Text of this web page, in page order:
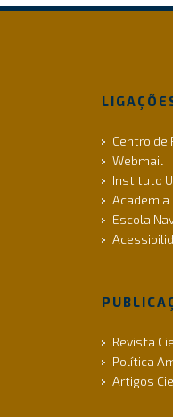
Centro de
Webmail
Instituto
Escola
Revista
Política
Artigos